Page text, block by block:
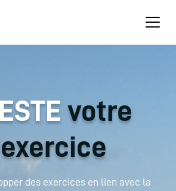
votre
des exercices en lien avec la